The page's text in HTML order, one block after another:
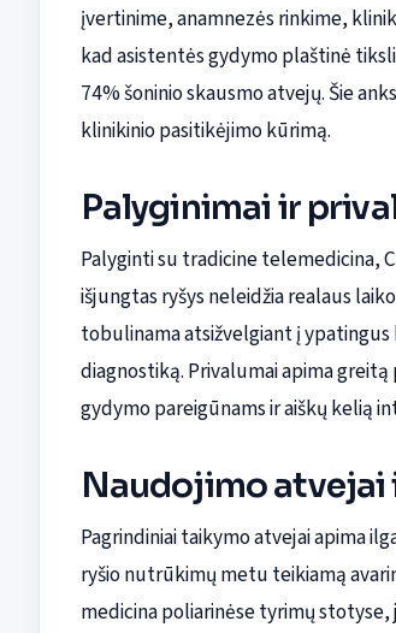
įvertinime, anamnezės rinkime,
kad asistentės gydymo plaštinė
74% šoninio skausmo atvejų. Šie
klinikinio pasitikėjimo kūrimą.
Palyginimai ir
Palyginti su tradicine telemedicina,
išjungtas ryšys neleidžia realaus
tobulinama atsižvelgiant į
diagnostiką. Privalumai apima
gydymo pareigūnams ir aiškų kelią
Naudojimo atvejai
Pagrindiniai taikymo atvejai apima
ryšio nutrūkimų metu teikiamą
medicina poliarinėse tyrimų